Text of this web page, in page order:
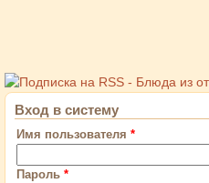
Вход в систему
Имя пользователя *
Пароль *